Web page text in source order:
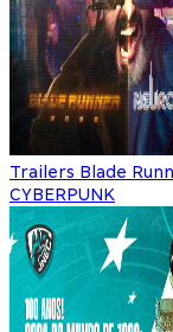
Trailers Blade
CYBERPUNK